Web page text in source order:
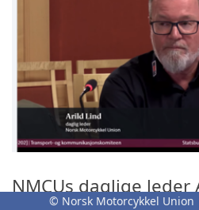
NMCUs daglige leder
© Norsk Motorcykkel Union